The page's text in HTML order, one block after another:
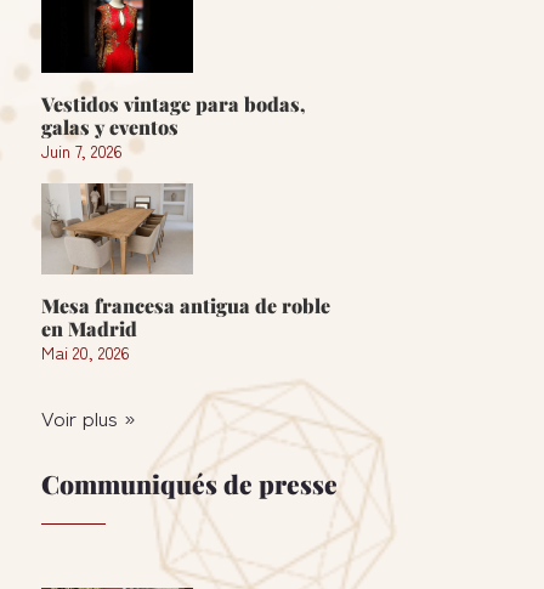
Vestidos vintage para bodas,
galas y eventos
Juin 7, 2026
Mesa francesa antigua de roble
en Madrid
Mai 20, 2026
Voir plus »
Communiqués de presse